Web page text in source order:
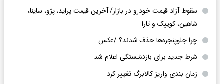
سقوط آزاد قیمت خودرو در بازار/ آخرین قیمت پراید، پژو، ساینا،
شاهین، کوییک و تارا
چرا جلوپنجره‌ها حذف شدند؟ /عکس
شرط جدید برای بازنشستگی اعلام شد
زمان بندی واریز کالابرگ تغییر کرد